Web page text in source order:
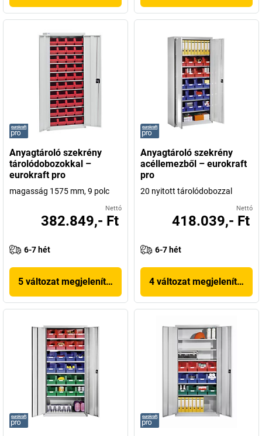
Anyagtároló szekrény
tárolódobozokkal –
eurokraft pro
magasság 1575 mm, 9 polc
Nettó
382.849,- Ft
6-7 hét
5 változat megjelenítése
Anyagtároló szekrény
acéllemezből – eurokraft
pro
20 nyitott tárolódobozzal
Nettó
418.039,- Ft
6-7 hét
4 változat megjelenítése